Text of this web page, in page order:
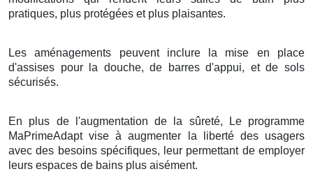
pratiques, plus protégées et plus plaisantes.
Les aménagements peuvent inclure la mise en place
d'assises pour la douche, de barres d'appui, et de sols
sécurisés.
En plus de l'augmentation de la sûreté, Le programme
MaPrimeAdapt vise à augmenter la liberté des usagers
avec des besoins spécifiques, leur permettant de employer
leurs espaces de bains plus aisément.